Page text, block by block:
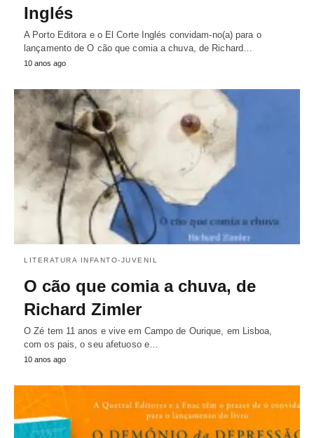
Inglés
A Porto Editora e o El Corte Inglés convidam-no(a) para o
lançamento de O cão que comia a chuva, de Richard…
10 anos ago
LITERATURA INFANTO-JUVENIL
O cão que comia a chuva, de
Richard Zimler
O Zé tem 11 anos e vive em Campo de Ourique, em Lisboa,
com os pais, o seu afetuoso e…
10 anos ago